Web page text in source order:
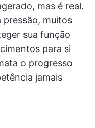
mas é real.
pressão, muitos
sua função
para si
o progresso
jamais